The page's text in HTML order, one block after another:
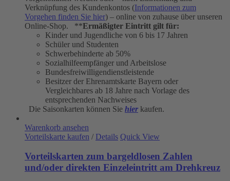
Verknüpfung des Kundenkontos (Informationen zum
Vorgehen finden Sie hier) – online von zuhause über unseren
Online-Shop. **Ermäßigter Eintritt gilt für:
Kinder und Jugendliche von 6 bis 17 Jahren
Schüler und Studenten
Schwerbehinderte ab 50%
Sozialhilfeempfänger und Arbeitslose
Bundesfreiwilligendienstleistende
Besitzer der Ehrenamtskarte Bayern oder
Vergleichbares ab 18 Jahre nach Vorlage des
entsprechenden Nachweises
Die Saisonkarten können Sie hier kaufen.
Warenkorb ansehen
Vorteilskarte kaufen / Details Quick View
Vorteilskarten zum bargeldlosen Zahlen
und/oder direkten Einzeleintritt am Drehkreuz